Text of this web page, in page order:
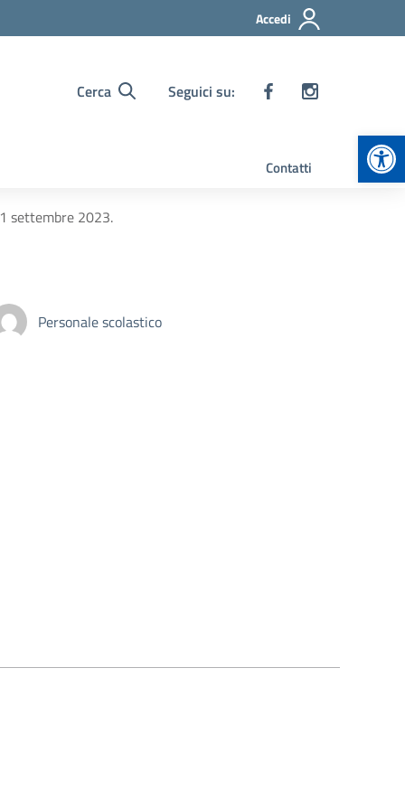
Accedi
Cerca Seguici su:
Contatti
settembre 2023.
Personale scolastico